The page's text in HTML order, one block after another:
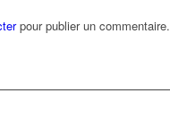
pour publier un commentaire.